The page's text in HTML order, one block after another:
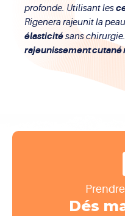
profonde. Utilisant les
Rigenera rajeunit la
élasticitésans
rajeunissement cutané
Dés